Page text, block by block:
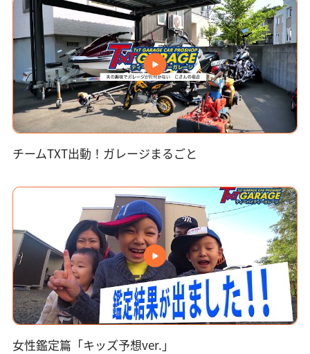
チームTXT出動！ガレージまるごと
女性鑑定篇「キッズ予想ver.」